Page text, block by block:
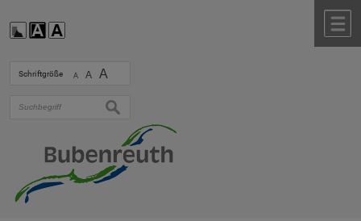
Schriftgröße A A A
suchen